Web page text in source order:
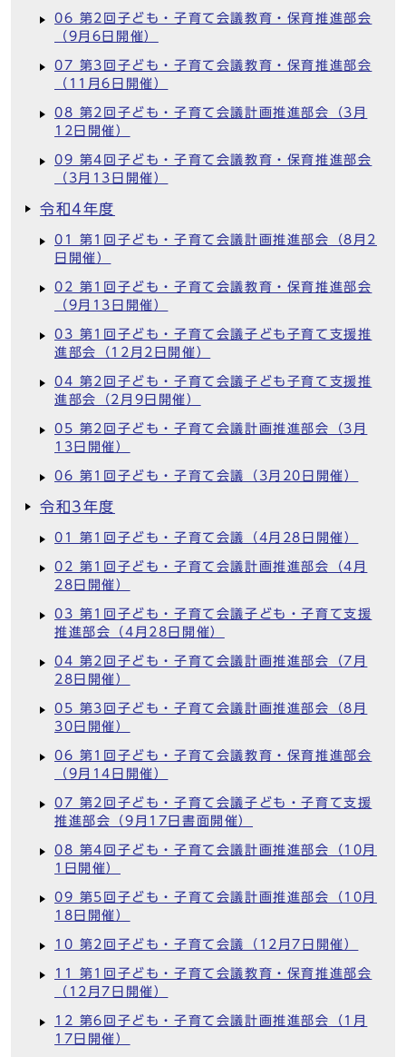
06 第2回子ども・子育て会議教育・保育推進部会
（9月6日開催）
07 第3回子ども・子育て会議教育・保育推進部会
（11月6日開催）
08 第2回子ども・子育て会議計画推進部会（3月
12日開催）
09 第4回子ども・子育て会議教育・保育推進部会
（3月13日開催）
令和4年度
01 第1回子ども・子育て会議計画推進部会（8月2
日開催）
02 第1回子ども・子育て会議教育・保育推進部会
（9月13日開催）
03 第1回子ども・子育て会議子ども子育て支援推
進部会（12月2日開催）
04 第2回子ども・子育て会議子ども子育て支援推
進部会（2月9日開催）
05 第2回子ども・子育て会議計画推進部会（3月
13日開催）
06 第1回子ども・子育て会議（3月20日開催）
令和3年度
01 第1回子ども・子育て会議（4月28日開催）
02 第1回子ども・子育て会議計画推進部会（4月
28日開催）
03 第1回子ども・子育て会議子ども・子育て支援
推進部会（4月28日開催）
04 第2回子ども・子育て会議計画推進部会（7月
28日開催）
05 第3回子ども・子育て会議計画推進部会（8月
30日開催）
06 第1回子ども・子育て会議教育・保育推進部会
（9月14日開催）
07 第2回子ども・子育て会議子ども・子育て支援
推進部会（9月17日書面開催）
08 第4回子ども・子育て会議計画推進部会（10月
1日開催）
09 第5回子ども・子育て会議計画推進部会（10月
18日開催）
10 第2回子ども・子育て会議（12月7日開催）
11 第1回子ども・子育て会議教育・保育推進部会
（12月7日開催）
12 第6回子ども・子育て会議計画推進部会（1月
17日開催）